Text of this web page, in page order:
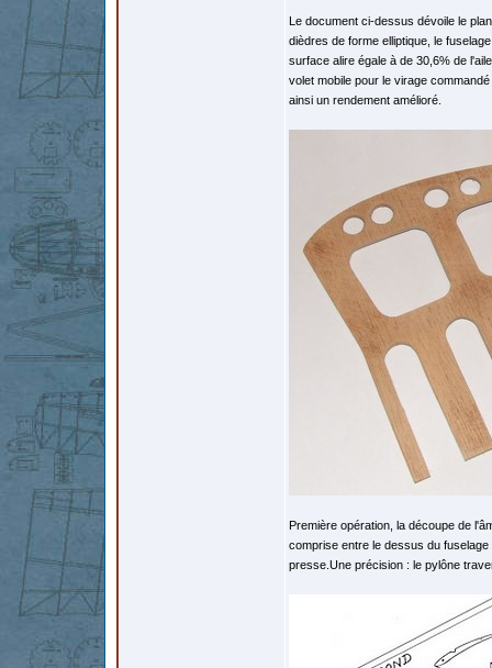
Le document ci-dessus dévoile le
dièdres de forme elliptique, le
surface alire égale à de 30,6% de
volet mobile pour le virage
ainsi un rendement amélioré.
Première opération, la découpe de
comprise entre le dessus du
presse.Une précision : le pylône